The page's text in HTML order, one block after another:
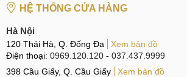
HỆ THỐNG CỬA HÀNG
Hà Nội
120 Thái Hà, Q. Đống Đa
Xem bản đồ
Điện thoại: 0969.120.120 - 037.437.9999
398 Cầu Giấy, Q. Cầu Giấy
Xem bản đồ